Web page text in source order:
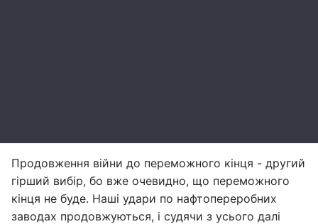
Продовження війни до переможного кінця - другий
гірший вибір, бо вже очевидно, що переможного
кінця не буде. Наші удари по нафтопереробних
заводах продовжуються, і судячи з усього далі